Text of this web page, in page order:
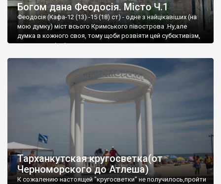
Богом дана Феодосія. Місто Ч.1
Феодосія (Кафа-12 (13) -15 (18) ст) - одне з найцікавіших (на
мою думку) міст всього Кримського півострова .Ну,але
думка в кожного своя, тому щоби розвіяти цей субєктивізм,
запрошую відвідати це
Тарханкутская кругосветка(от
Черноморского до Атлеша)
К сожалению настоящей "кругосветки" не получилось,пройти